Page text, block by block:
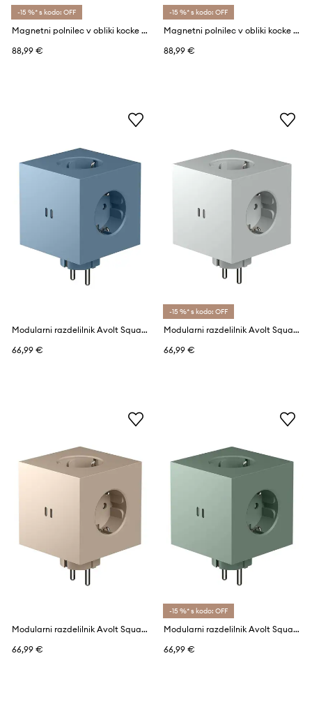
-15 %* s kodo: OFF
Magnetni polnilec v obliki kocke Avolt Square 1, 3 m Opal White
88,99 €
-15 %* s kodo: OFF
Magnetni polnilec v obliki kocke Avolt Square 1, 3 m Oak Green
88,99 €
Modularni razdelilnik Avolt Square 2, USB-C
66,99 €
-15 %* s kodo: OFF
Modularni razdelilnik Avolt Square 2, USB-C
66,99 €
Modularni razdelilnik Avolt Square 2, USB-C
66,99 €
-15 %* s kodo: OFF
Modularni razdelilnik Avolt Square 2, USB-C
66,99 €